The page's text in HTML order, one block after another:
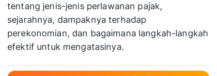
tentang jenis-jenis perlawanan pajak,
sejarahnya, dampaknya terhadap
perekonomian, dan bagaimana langkah-langkah
efektif untuk mengatasinya.